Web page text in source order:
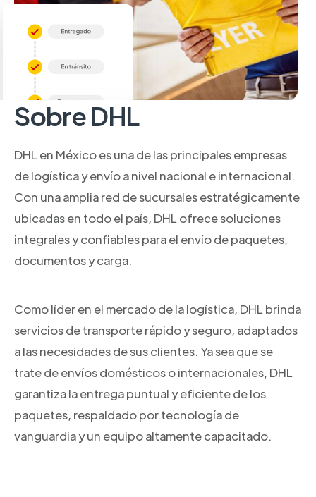
Sobre DHL
DHL en México es una de las principales empresas
de logística y envío a nivel nacional e internacional.
Con una amplia red de sucursales estratégicamente
ubicadas en todo el país, DHL ofrece soluciones
integrales y confiables para el envío de paquetes,
documentos y carga.
Como líder en el mercado de la logística, DHL brinda
servicios de transporte rápido y seguro, adaptados
a las necesidades de sus clientes. Ya sea que se
trate de envíos domésticos o internacionales, DHL
garantiza la entrega puntual y eficiente de los
paquetes, respaldado por tecnología de
vanguardia y un equipo altamente capacitado.